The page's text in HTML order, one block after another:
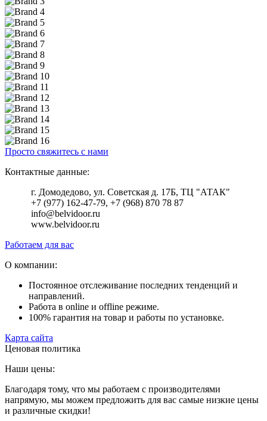
Просто свяжитесь с нами
Контактные данные:
г. Домодедово, ул. Советская д. 17Б, ТЦ "АТАК"
+7 (977) 162-47-79, +7 (968) 870 78 87
info@belvidoor.ru
www.belvidoor.ru
Работаем для вас
О компании:
Постоянное отслеживание последних тенденций и
направлений.
Работа в online и offline режиме.
100% гарантия на товар и работы по установке.
Карта сайта
Ценовая политика
Наши цены:
Благодаря тому, что мы работаем с производителями
напрямую, мы можем предложить для вас самые низкие цены
и различные скидки!